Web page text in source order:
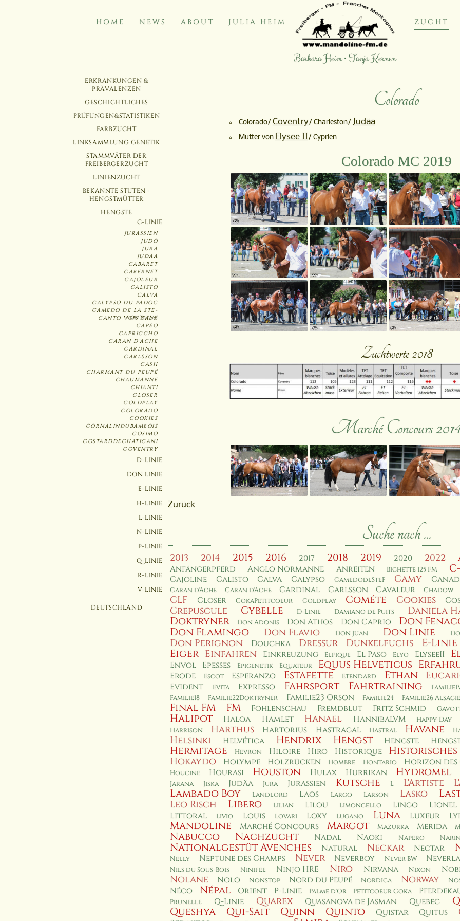
Barbara Heim • Tanja Kernen
HOME NEWS ABOUT JULIA HEIM ZUCHT
NAVIGATION
ÜBERSPRINGEN
ERKRANKUNGEN &
PRÄVALENZEN
GESCHICHTLICHES
PRÜFUNGEN&STATISTIKEN
FARBZUCHT
LINKSAMMLUNG GENETIK
STAMMVÄTER DER
FREIBERGERZUCHT
LINIENZUCHT
BEKANNTE STUTEN -
HENGSTMÜTTER
HENGSTE
C-LINIE
JURASSIEN
JUDO
JURA
JUDÄA
CABARET
CABERNET
CAJOLEUR
CALISTO
CALVA
CALYPSO DU PADOC
CAMEDO DE LA STE-
FONTAINE
CANTO VOM ZÄLG
CAPÉO
CAPRICCHO
CARAN D'ACHE
CARDINAL
CARLSSON
CASH
CHARMANT DU PEUPÉ
CHAUMANNE
CHIANTI
CLOSER
COLDPLAY
COLORADO
COOKIES
CORNALINDUBAMBOIS
COSIMO
COSTARDDECHATIGANI
COVENTRY
D-LINIE
DON LINIE
E-LINIE
H-LINIE
L-LINIE
N-LINIE
P-LINIE
Q-LINIE
R-LINIE
V-LINIE
DEUTSCHLAND
Colorado
Colorado/ Coventry/ Charleston/ Judäa
Mutter von Elysee II/ Cyprien
Colorado MC 2019
Zuchtwerte 2018
Marché Concours
Zurück
Suche nach ...
2013 2014 2015 2016 2017 2018 2019 2020 2022
Anfängerpferd Anglo Normanne Anreiten Bichette 125 FM
Cajoline Calisto Calva Calypso CamedodlSteF Camy
Caran d'Ache Caran d'Ache Cardinal Carlsson Cavaleur Chadow
CLF Closer CokaPetitcoeur Coldplay Cométe Cookies
Crepuscule Cybelle D-Linie Damiano de Puits Daniela
Doktryner Don Adonis Don Athos Don Caprio
Don
Don Flamingo
Don Flavio Don Juan Don Linie
Don Perignon Douchka Dressur Dunkelfuchs
E-Linie
Eiger Einfahren Einkreuzung Elfique El Paso Elyo ElyseeII
Envol Epesses Epigenetik Equateur Equus Helveticus
Erode Escot Esperanzo Estafette Etendard Ethan
Evident Evita Expresso Fahrsport Fahrtraining
Familie18
Familie22Doktryner Familie23 Orson Familie24 Familie26
Final FM FM Fohlenschau Fremdblut Fritz Schmid
Halipot Haloa Hamlet Hanael HannibalVM
Happy-Day
Harrison
Harthus Hartorius Hastragal Hastral Havane
Helsinki Helvética Hendrix Hengst Hengste
Hermitage Hevron Hiloire Hiro Historique Historisches
Hokaydo Holympe Holzrücken Hombre Hontario Horizon des
Houcine Hourasi Houston Hulax Hurrikan Hydromel
Jarana Jiska Judäa Jura Jurassien Kutsche L L'Artiste
Lambado Boy Landlord Laos Largo Larson Lasko
Leo Risch Libero Lilian Lilou Limoncello Lingo
Lionel
Littoral
Livio Louis Lovari Loxy Lugano Luna Luxeur
Mandoline Marché Concours Margot Mazurka Merida
Nabucco Nachzucht Nadal Naoki Napero
Nationalgestüt Avenches Natural Neckar Nectar
Nelly Neptune des Champs Never Neverboy Never BW
Nils du Sous-Bois Ninifee Ninjo HRE Niro Nirvana Nixon
Nolane Nolo Nonstop Nord du Peupé Nordica Norway
Néco Népal Orient P-Linie Palme d'Or Petitcoeur Coka
Prunelle Q-Linie Quarex Quasanova de Jasman Quebec
Queshya
Qui-Sait Quinn Quinto Quistar Quitus